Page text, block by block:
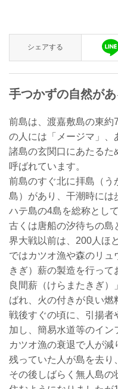
シェアする
手つかずの自然が
前島は、渡嘉敷島の東約
の人には「メージマ」、
諸島の玄関口にあたるた
呼ばれています。
前島のすぐ北に拝島（う
島）があり、干潮時には
ハテ島の4島を総称とし
古くは唐船の汐待ちの島
界大戦以前は、200人ほ
ではカツオ漁や森のリュ
きぎ）薪の製造を行っ
良間薪（けらまたきぎ
ばれ、火の付きが良い燃
戦後すぐの頃に、引揚者
加し、簡易水道等のイン
カツオ漁の衰退で人が
残っていた人が島を去り
その後しばらく無人島